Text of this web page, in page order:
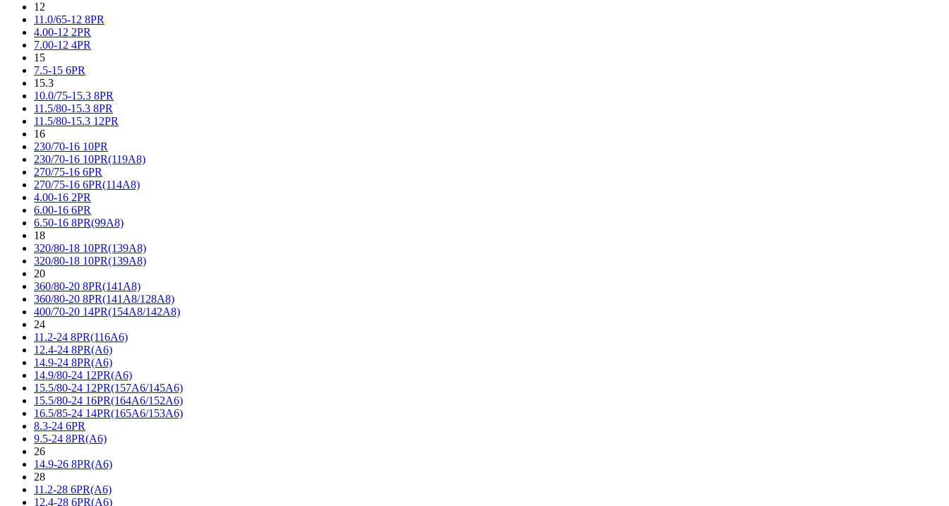
12
11.0/65-12 8PR
4.00-12 2PR
7.00-12 4PR
15
7.5-15 6PR
15.3
10.0/75-15.3 8PR
11.5/80-15.3 8PR
11.5/80-15.3 12PR
16
230/70-16 10PR
230/70-16 10PR(119A8)
270/75-16 6PR
270/75-16 6PR(114A8)
4.00-16 2PR
6.00-16 6PR
6.50-16 8PR(99A8)
18
320/80-18 10PR(139A8)
320/80-18 10PR(139A8)
20
360/80-20 8PR(141A8)
360/80-20 8PR(141A8/128A8)
400/70-20 14PR(154A8/142A8)
24
11.2-24 8PR(116A6)
12.4-24 8PR(A6)
14.9-24 8PR(A6)
14.9/80-24 12PR(A6)
15.5/80-24 12PR(157A6/145A6)
15.5/80-24 16PR(164A6/152A6)
16.5/85-24 14PR(165A6/153A6)
8.3-24 6PR
9.5-24 8PR(A6)
26
14.9-26 8PR(A6)
28
11.2-28 6PR(A6)
12.4-28 6PR(A6)